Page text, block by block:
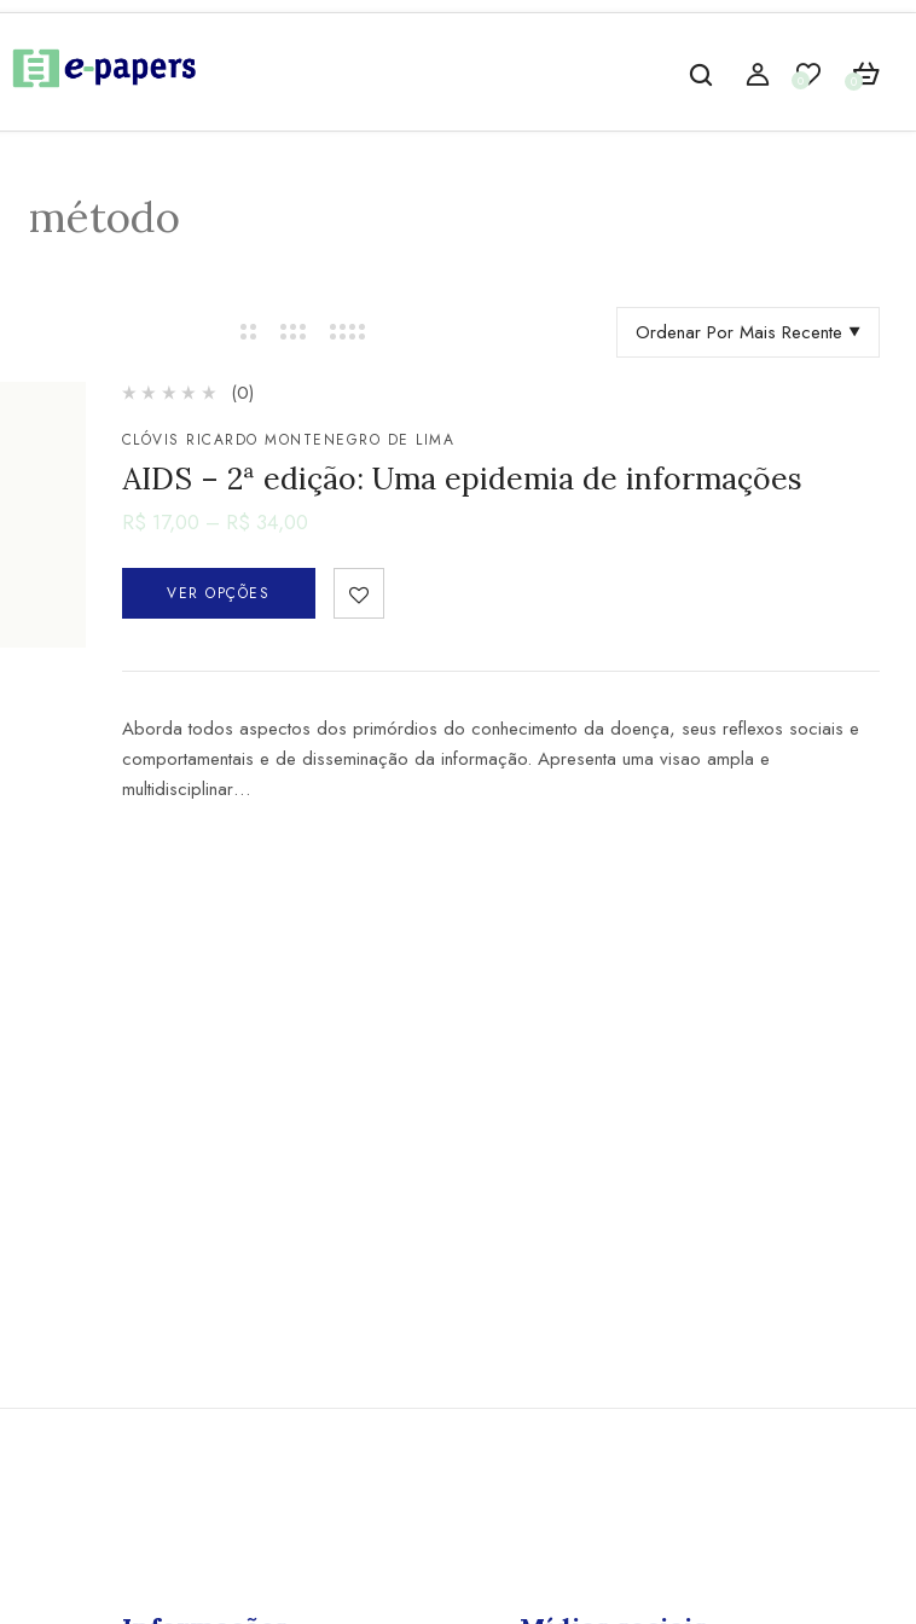
0 0
método
Ordenar Por Mais Recente
(0)
CLÓVIS RICARDO MONTENEGRO DE LIMA
AIDS – 2ª edição: Uma epidemia de informações
R$ 17,00 – R$ 34,00
VER OPÇÕES
Aborda todos aspectos dos primórdios do conhecimento da doença, seus reflexos sociais e
comportamentais e de disseminação da informação. Apresenta uma visao ampla e
multidisciplinar…